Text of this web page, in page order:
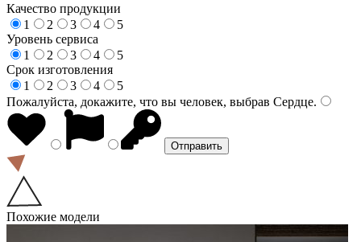
Качество продукции
1
2 3 4
5
Уровень сервиса
1
2 3 4
5
Срок изготовления
1
2 3 4
5
Пожалуйста, докажите, что вы человек, выбрав Сердце.
Похожие модели